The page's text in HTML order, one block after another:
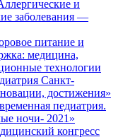
и
заболевания —
питание и
медицина,
технологии
Санкт-
достижения»
педиатрия.
ночи- 2021»
конгресс